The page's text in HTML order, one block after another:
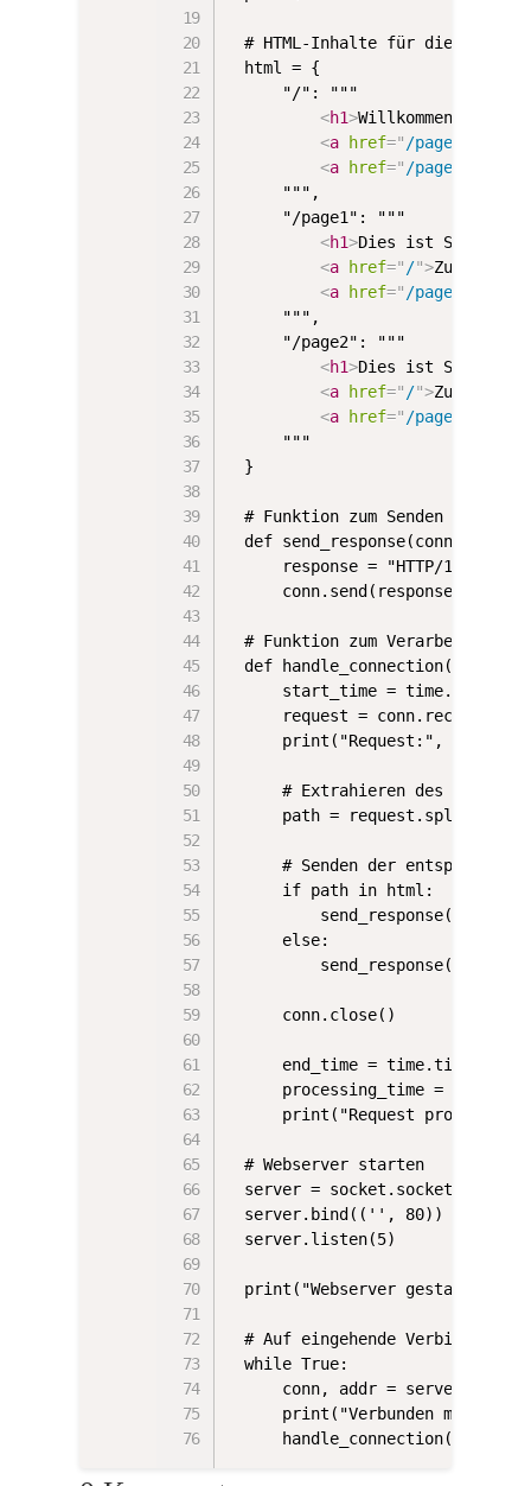
# HTML-Inhalte für die
html = {
    "/": """
<h1>Willkommen auf
<a href=" /page1
<a href=" /page2
    """,
    "/page1": """
<h1>Dies ist Seite 1
<a href=" /">Zurück
<a href=" /page2
    """,
    "/page2": """
<h1>Dies ist Seite 2
<a href=" /">Zurück
<a href=" /page1
    """
}
# Funktion zum Senden von
def send_response(conn,
response = "HTTP/1.0 200
    conn.send(response)
# Funktion zum Verarbeiten
def handle_connection(conn):
start_time =
request =
    print("Request:", request)
# Extrahieren des Pfads
    path = request.split()[1]
# Senden der
    if path in html:
send_response(conn,
    else:
        send_response(conn, "
    conn.close()
end_time =
processing_time =
print("Request processed
# Webserver starten
server =
server.bind(('', 80))
server.listen(5)
print("Webserver gestartet.")
# Auf eingehende
while True:
conn, addr =
print("Verbunden mit",
    handle_connection(conn)